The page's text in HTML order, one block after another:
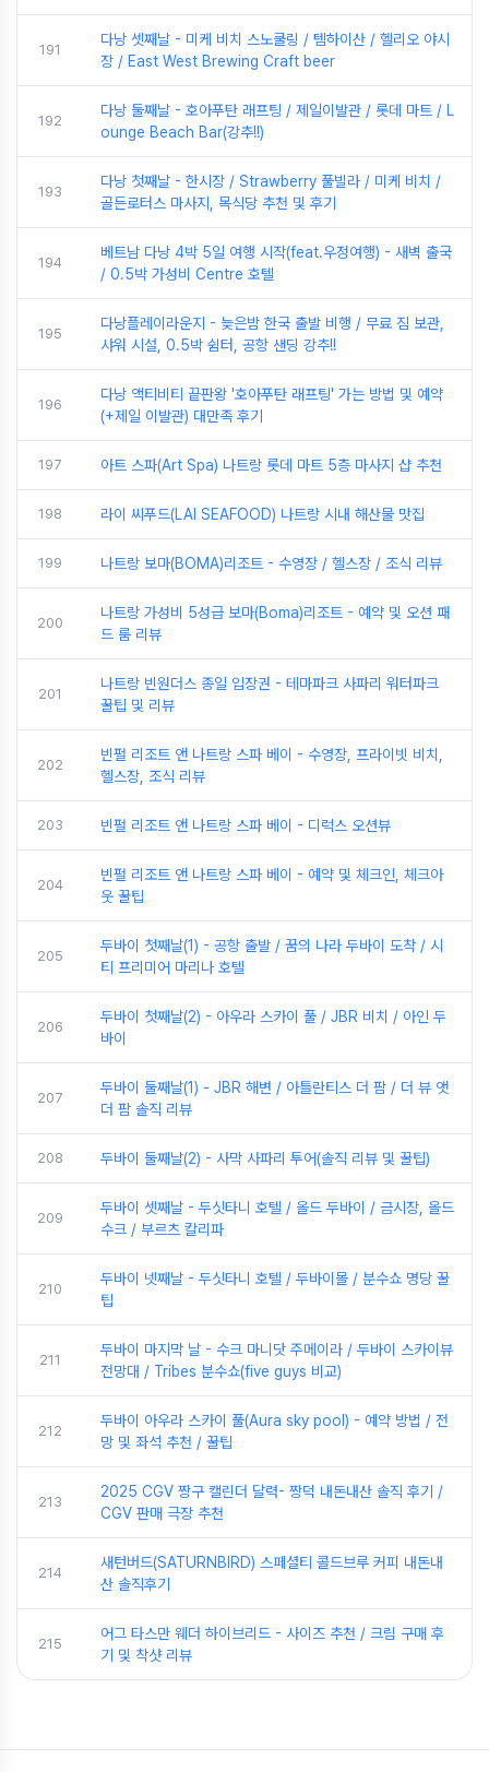
191
다낭 셋째날 - 미케 비치 스노쿨링 / 템하이산 / 헬리오 야시
장 / East West Brewing Craft beer
192
다낭 둘째날 - 호아푸탄 래프팅 / 제일이발관 / 롯데 마트 / L
ounge Beach Bar(강추!!)
193
다낭 첫째날 - 한시장 / Strawberry 풀빌라 / 미케 비치 /
골든로터스 마사지, 목식당 추천 및 후기
194
베트남 다낭 4박 5일 여행 시작(feat.우정여행) - 새벽 출국
/ 0.5박 가성비 Centre 호텔
195
다낭플레이라운지 - 늦은밤 한국 출발 비행 / 무료 짐 보관,
샤워 시설, 0.5박 쉼터, 공항 샌딩 강추!!
196
다낭 액티비티 끝판왕 '호아푸탄 래프팅' 가는 방법 및 예약
(+제일 이발관) 대만족 후기
197 아트 스파(Art Spa) 나트랑 롯데 마트 5층 마사지 샵 추천
198 라이 씨푸드(LAI SEAFOOD) 나트랑 시내 해산물 맛집
199 나트랑 보마(BOMA)리조트 - 수영장 / 헬스장 / 조식 리뷰
200
나트랑 가성비 5성급 보마(Boma)리조트 - 예약 및 오션 패
드 룸 리뷰
201
나트랑 빈원더스 종일 입장권 - 테마파크 사파리 워터파크
꿀팁 및 리뷰
202
빈펄 리조트 앤 나트랑 스파 베이 - 수영장, 프라이빗 비치,
헬스장, 조식 리뷰
203 빈펄 리조트 앤 나트랑 스파 베이 - 디럭스 오션뷰
204
빈펄 리조트 앤 나트랑 스파 베이 - 예약 및 체크인, 체크아
웃 꿀팁
205
두바이 첫째날(1) - 공항 출발 / 꿈의 나라 두바이 도착 / 시
티 프리미어 마리나 호텔
206
두바이 첫째날(2) - 아우라 스카이 풀 / JBR 비치 / 아인 두
바이
207
두바이 둘째날(1) - JBR 해변 / 아틀란티스 더 팜 / 더 뷰 앳
더 팜 솔직 리뷰
208 두바이 둘째날(2) - 사막 사파리 투어(솔직 리뷰 및 꿀팁)
209
두바이 셋째날 - 두싯타니 호텔 / 올드 두바이 / 금시장, 올드
수크 / 부르츠 칼리파
210
두바이 넷째날 - 두싯타니 호텔 / 두바이몰 / 분수쇼 명당 꿀
팁
211
두바이 마지막 날 - 수크 마니닷 주메이라 / 두바이 스카이뷰
전망대 / Tribes 분수쇼(five guys 비교)
212
두바이 아우라 스카이 풀(Aura sky pool) - 예약 방법 / 전
망 및 좌석 추천 / 꿀팁
213
2025 CGV 짱구 캘린더 달력- 짱덕 내돈내산 솔직 후기 /
CGV 판매 극장 추천
214
새턴버드(SATURNBIRD) 스페셜티 콜드브루 커피 내돈내
산 솔직후기
215
어그 타스만 웨더 하이브리드 - 사이즈 추천 / 크림 구매 후
기 및 착샷 리뷰